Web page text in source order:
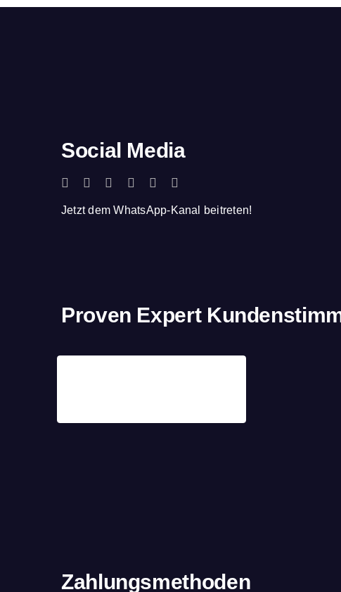
Social Media
Jetzt dem WhatsApp-Kanal beitreten!
Proven Expert
Zahlungsmethoden